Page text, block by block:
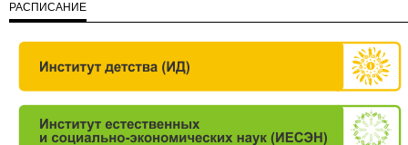
РАСПИСАНИЕ